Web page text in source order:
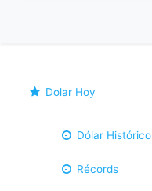
Dolar Hoy
Dólar Histórico
Récords